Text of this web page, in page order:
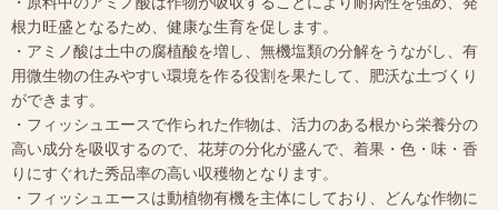
根力旺盛となるため、健康な生育を促します。
・アミノ酸は土中の腐植酸を増し、無機塩類の分解をうながし、有
用微生物の住みやすい環境を作る役割を果たして、肥沃な土づくり
ができます。
・フィッシュエースで作られた作物は、活力のある根から栄養分の
高い成分を吸収するので、花芽の分化が盛んで、着果・色・味・香
りにすぐれた秀品率の高い収穫物となります。
・フィッシュエースは動植物有機を主体にしており、どんな作物に